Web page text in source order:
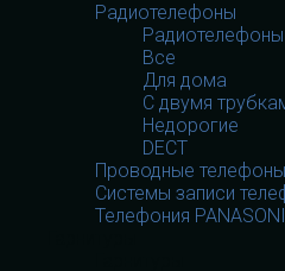
Радиотелефоны
Радиотелефоны
Все
Для дома
С двумя
Недорогие
DECT
Проводные телефоны
Системы записи
Телефония